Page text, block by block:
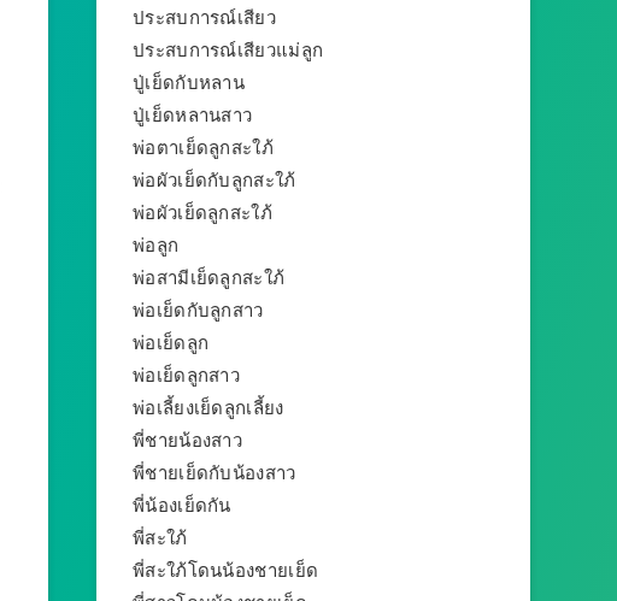
ประสบการณ์เสียว
ประสบการณ์เสียวแม่ลูก
ปู่เย็ดกับหลาน
ปู่เย็ดหลานสาว
พ่อตาเย็ดลูกสะใภ้
พ่อผัวเย็ดกับลูกสะใภ้
พ่อผัวเย็ดลูกสะใภ้
พ่อลูก
พ่อสามีเย็ดลูกสะใภ้
พ่อเย็ดกับลูกสาว
พ่อเย็ดลูก
พ่อเย็ดลูกสาว
พ่อเลี้ยงเย็ดลูกเลี้ยง
พี่ชายน้องสาว
พี่ชายเย็ดกับน้องสาว
พี่น้องเย็ดกัน
พี่สะใภ้
พี่สะใภ้โดนน้องชายเย็ด